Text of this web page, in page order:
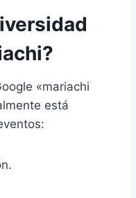
«mariachi
está